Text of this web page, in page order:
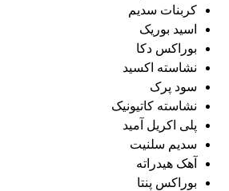
کربنات سدیم
اسید بوریک
بوراکس دکا
نشاسته اکسید
سود پرک
نشاسته کاتیونیک
پلی اکریل آمید
سدیم سلنیت
آهک هیدراته
بوراکس پنتا